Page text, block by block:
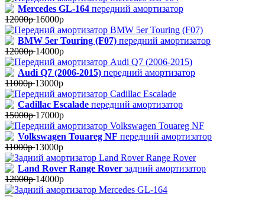
Mercedes GL-164 передний амортизатор
12000р16000р
BMW 5er Touring (F07) передний амортизатор
12000р14000р
Audi Q7 (2006-2015) передний амортизатор
11000р13000р
Cadillac Escalade передний амортизатор
15000р17000р
Volkswagen Touareg NF передний амортизатор
11000р13000р
Land Rover Range Rover задний амортизатор
12000р14000р